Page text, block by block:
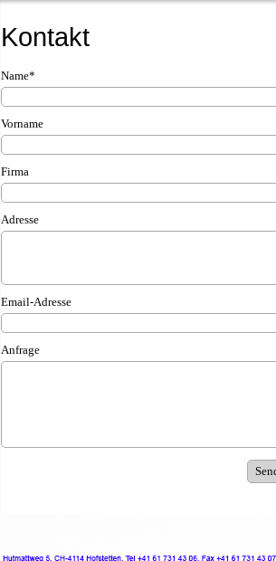
Kontakt
Name*
Vorname
Firma
Adresse
Email-Adresse
Anfrage